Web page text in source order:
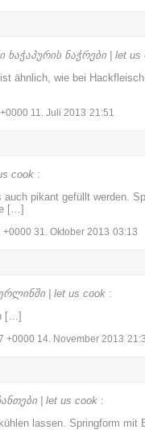
ხაჭაპურის ნაჭრები | let us
ähnlich, wie bei
11. Juli 2013 21:51
cook :
pikant gefüllt werden.
[…]
31. Oktober 2013 03:13
| let us cook :
[…]
+0000 14. November 2013
| let us cook :
lassen. Springform mit